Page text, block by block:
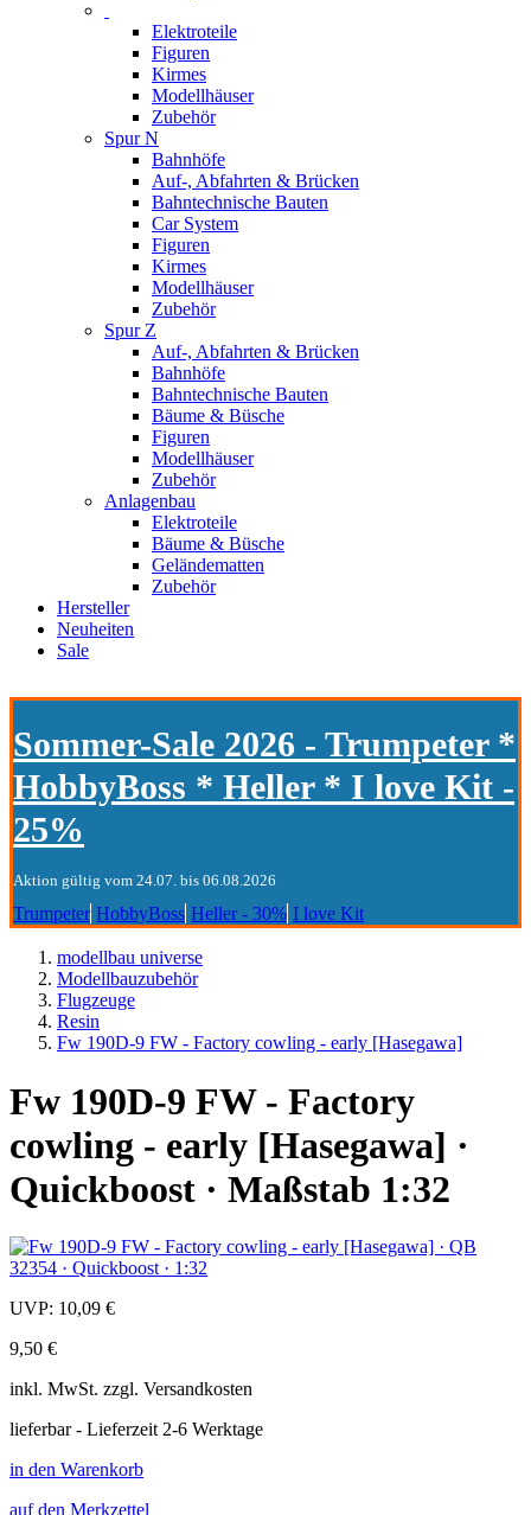
Elektroteile
Figuren
Kirmes
Modellhäuser
Zubehör
Spur N
Bahnhöfe
Auf-, Abfahrten & Brücken
Bahntechnische Bauten
Car System
Figuren
Kirmes
Modellhäuser
Zubehör
Spur Z
Auf-, Abfahrten & Brücken
Bahnhöfe
Bahntechnische Bauten
Bäume & Büsche
Figuren
Modellhäuser
Zubehör
Anlagenbau
Elektroteile
Bäume & Büsche
Geländematten
Zubehör
Hersteller
Neuheiten
Sale
Sommer-Sale 2026 - Trumpeter *
HobbyBoss * Heller * I love Kit -
25%
Aktion gültig vom 24.07. bis 06.08.2026
Trumpeter HobbyBoss Heller - 30% I love Kit
modellbau universe
Modellbauzubehör
Flugzeuge
Resin
Fw 190D-9 FW - Factory cowling - early [Hasegawa]
Fw 190D-9 FW - Factory
cowling - early [Hasegawa] ·
Quickboost · Maßstab 1:32
UVP: 10,09 €
9,50 €
inkl. MwSt. zzgl. Versandkosten
lieferbar - Lieferzeit 2-6 Werktage
in den Warenkorb
auf den Merkzettel